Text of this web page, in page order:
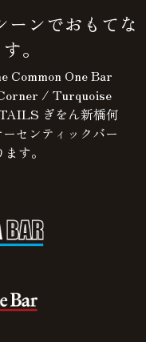
ーンでおもてな
。
One Bar
/ Turquoise
ぎをん新橋何
センティックバー
す。